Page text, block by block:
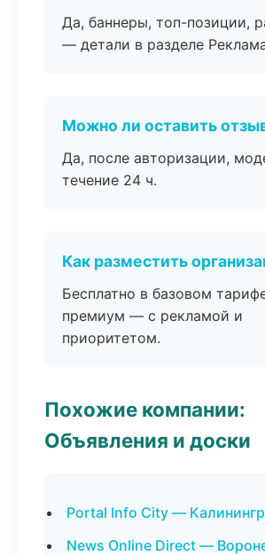
Да, баннеры, топ-позиции,
— детали в разделе
Можно ли оставить
Да, после авторизации,
течение 24 ч.
Как разместить
Бесплатно в базовом
премиум — с рекламой и
приоритетом.
Похожие компании:
Объявления и доски
Portal Info City —
News Online Direct —